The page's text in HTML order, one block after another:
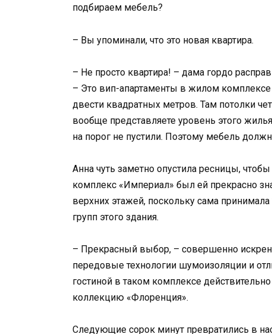
подбираем мебель?
– Вы упоминали, что это новая квартира.
– Не просто квартира! – дама гордо
– Это вип-апартаменты в жилом
двести квадратных метров. Там потолки
вообще представляете уровень этого
на порог не пустили. Поэтому мебель
Анна чуть заметно опустила ресницы,
комплекс «Империал» был ей прекрасно
верхних этажей, поскольку сама
групп этого здания.
– Прекрасный выбор, – совершенно
передовые технологии шумоизоляции и
гостиной в таком комплексе
коллекцию «Флоренция».
Следующие сорок минут превратились в